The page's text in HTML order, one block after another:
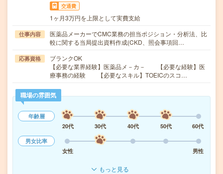
交通費
1ヶ月3万円を上限として実費支給
仕事内容
医薬品メーカーでCMC業務の担当ポジション・分析法、比
較に関する当局提出資料作成(CKD、照会事項回…
応募資格
ブランクOK
【必要な業界経験】医薬品メ－カ－ 【必要な経験】医
療事務の経験 【必要なスキル】TOEICのスコ…
職場の雰囲気
年齢層
20代
30代 40代 50代
60代
男女比率
女性
男性
もっと見る